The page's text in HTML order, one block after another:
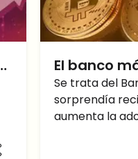
El banco
ofrece
Ethereum
Se trata del
sorprendía
aumenta la